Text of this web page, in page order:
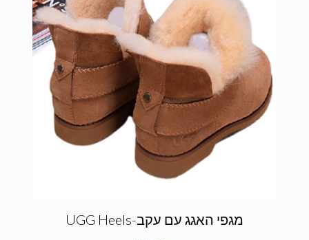
מגפי האגג עם עקב-UGG Heels